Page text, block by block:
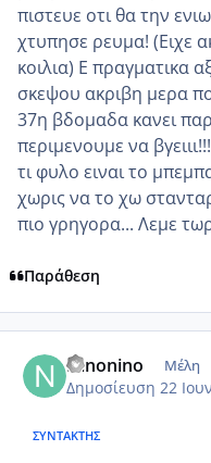
πιστευε οτι θα την
χτυπησε ρευμα! (Ειχε
κοιλια) Ε πραγματικα
σκεψου ακριβη μερα
37η βδομαδα κανει
περιμενουμε να
τι φυλο ειναι το
χωρις να το χω
πιο γρηγορα... Λεμε
Παράθεση
Ninonino Μέλη
Δημοσίευση 22
ΣΥΝΤΆΚΤΗΣ